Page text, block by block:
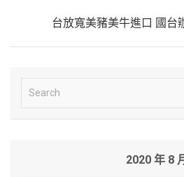
台放寬美豬美牛進口 國台
e
2020 年 8